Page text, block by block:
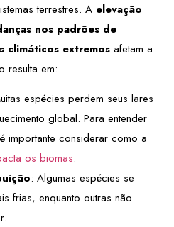
terrestres. A elevação
nos padrões de
climáticos extremos afetam a
resulta em:
espécies perdem seus lares
global. Para entender
importante considerar como a
os biomas.
: Algumas espécies se
frias, enquanto outras não